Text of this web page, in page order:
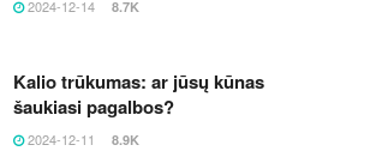
2024-12-14 8.7K
Kalio trūkumas: ar jūsų kūnas
šaukiasi pagalbos?
2024-12-11 8.9K